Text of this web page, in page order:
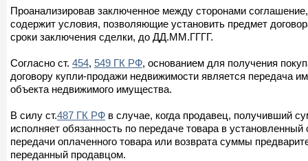
Проанализировав заключенное между сторонами
содержит условия, позволяющие установить предмет
сроки заключения сделки, до ДД.ММ.ГГГГ.
Согласно ст. 454, 549 ГК РФ, основанием для получения
договору купли-продажи недвижимости является передача
объекта недвижимого имущества.
В силу ст.487 ГК РФ в случае, когда продавец, получивший
исполняет обязанность по передаче товара в установленный
передачи оплаченного товара или возврата суммы
переданный продавцом.